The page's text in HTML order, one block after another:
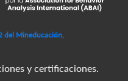
del Mineducación,
y certificaciones.